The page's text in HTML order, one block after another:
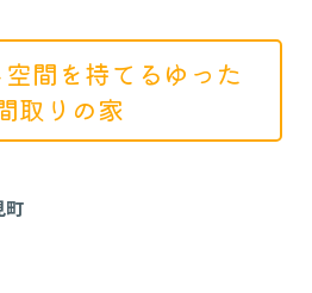
間を持てるゆった
取りの家
町